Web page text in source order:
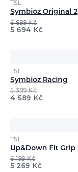
TSL
Symbioz Original 2
6 699Kč
5 694 Kč
TSL
Symbioz Racing
5 399Kč
4 589 Kč
TSL
Up&Down Fit Grip
6 199Kč
5 269 Kč